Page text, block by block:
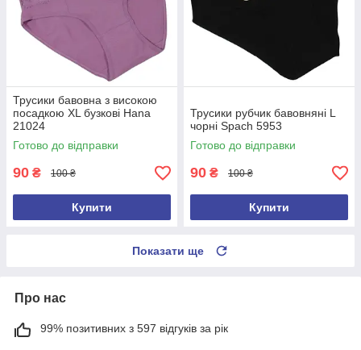
Трусики бавовна з високою
посадкою XL бузкові Hana
21024
Готово до відправки
90 ₴ 100 ₴
Купити
Трусики рубчик бавовняні L
чорні Spach 5953
Готово до відправки
90 ₴ 100 ₴
Купити
Показати ще
Про нас
99% позитивних з 597 відгуків за рік